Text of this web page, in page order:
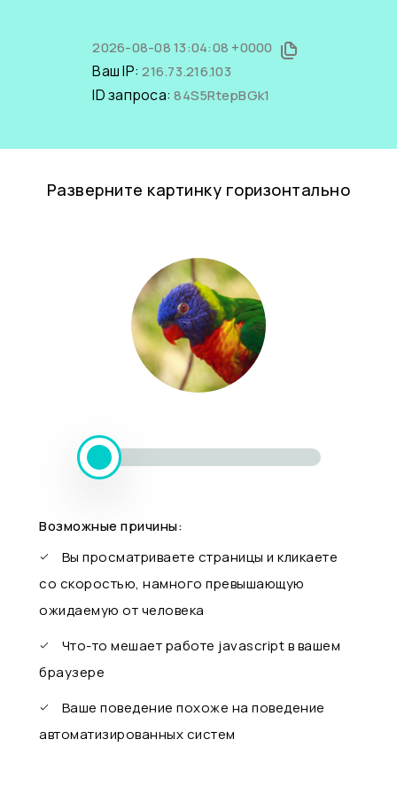
2026-08-08 13:04:08 +0000
Ваш IP:216.73.216.103
ID запроса:84S5RtepBGk1
Разверните картинку горизонтально
Возможные причины:
Вы просматриваете страницы и кликаете
со скоростью, намного превышающую
ожидаемую от человека
Что-то мешает работе javascript в вашем
браузере
Ваше поведение похоже на поведение
автоматизированных систем